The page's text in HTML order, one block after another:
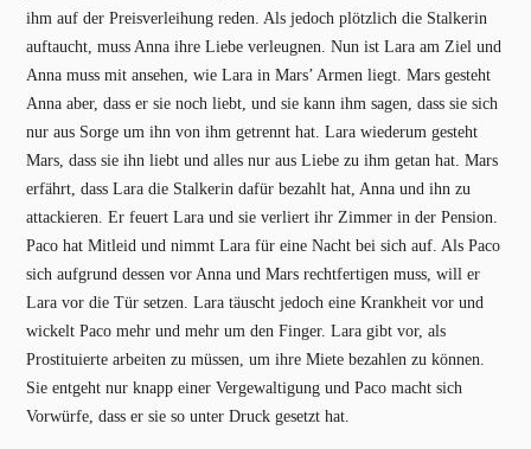
ihm auf der Preisverleihung reden. Als jedoch plötzlich die Stalkerin
auftaucht, muss Anna ihre Liebe verleugnen. Nun ist Lara am Ziel und
Anna muss mit ansehen, wie Lara in Mars’ Armen liegt. Mars gesteht
Anna aber, dass er sie noch liebt, und sie kann ihm sagen, dass sie sich
nur aus Sorge um ihn von ihm getrennt hat. Lara wiederum gesteht
Mars, dass sie ihn liebt und alles nur aus Liebe zu ihm getan hat. Mars
erfährt, dass Lara die Stalkerin dafür bezahlt hat, Anna und ihn zu
attackieren. Er feuert Lara und sie verliert ihr Zimmer in der Pension.
Paco hat Mitleid und nimmt Lara für eine Nacht bei sich auf. Als Paco
sich aufgrund dessen vor Anna und Mars rechtfertigen muss, will er
Lara vor die Tür setzen. Lara täuscht jedoch eine Krankheit vor und
wickelt Paco mehr und mehr um den Finger. Lara gibt vor, als
Prostituierte arbeiten zu müssen, um ihre Miete bezahlen zu können.
Sie entgeht nur knapp einer Vergewaltigung und Paco macht sich
Vorwürfe, dass er sie so unter Druck gesetzt hat.